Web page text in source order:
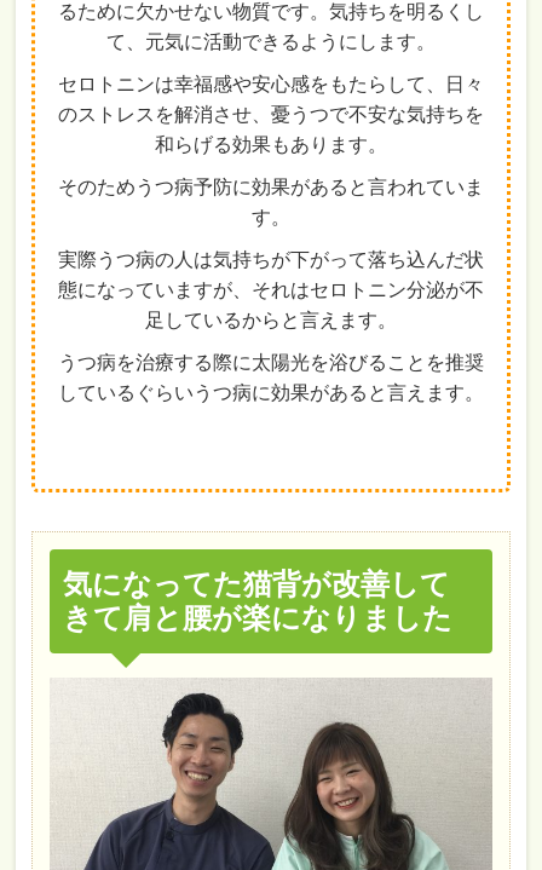
るために欠かせない物質です。気持ちを明るくし
て、元気に活動できるようにします。
セロトニンは幸福感や安心感をもたらして、日々
のストレスを解消させ、憂うつで不安な気持ちを
和らげる効果もあります。
そのためうつ病予防に効果があると言われていま
す。
実際うつ病の人は気持ちが下がって落ち込んだ状
態になっていますが、それはセロトニン分泌が不
足しているからと言えます。
うつ病を治療する際に太陽光を浴びることを推奨
しているぐらいうつ病に効果があると言えます。
気になってた猫背が改善して
きて肩と腰が楽になりました